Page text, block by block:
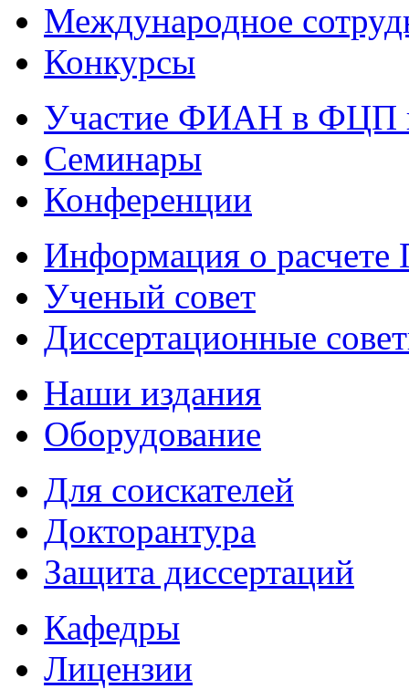
Международное
Конкурсы
Участие ФИАН в ФЦП
Семинары
Конференции
Информация о
Ученый совет
Диссертационные
Наши издания
Оборудование
Для соискателей
Докторантура
Защита диссертаций
Кафедры
Лицензии